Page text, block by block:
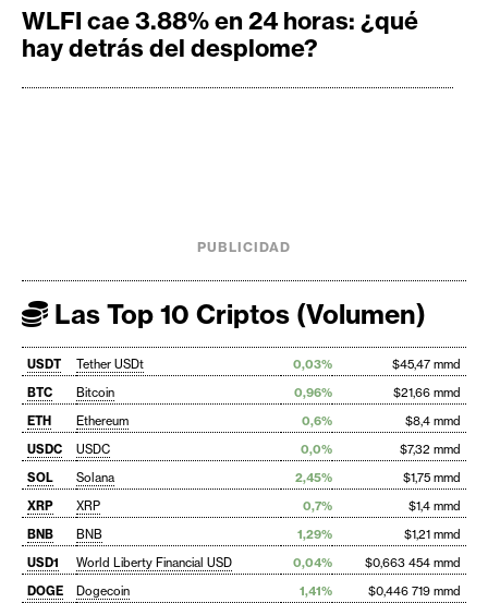
WLFI cae 3.88% en 24 horas: ¿qué
hay detrás del desplome?
PUBLICIDAD
Las Top 10 Criptos (Volumen)
USDT Tether USDt 0,03%
$45,47 mmd
BTC
Bitcoin 0,96%
$21,66 mmd
ETH
Ethereum 0,6%
$8,4 mmd
USDC
USDC 0,0%
$7,32 mmd
SOL
Solana 2,45%
$1,75 mmd
XRP
XRP 0,7%
$1,4 mmd
BNB
BNB 1,29%
$1,21 mmd
USD1
World Liberty Financial USD 0,04%
$0,663 454 mmd
DOGE
Dogecoin 1,41%
$0,446 719 mmd